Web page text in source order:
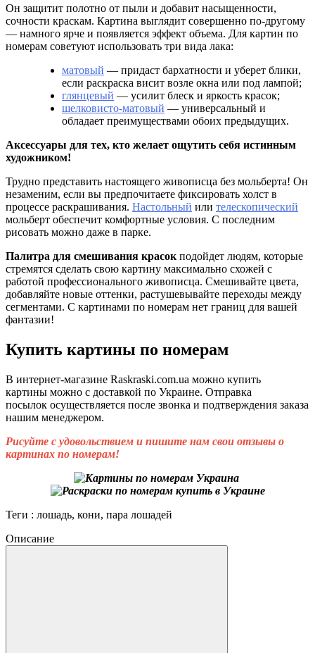
Он защитит полотно от пыли и добавит насыщенности,
сочности краскам. Картина выглядит совершенно по-другому
— намного ярче и появляется эффект объема. Для картин по
номерам советуют использовать три вида лака:
матовый — придаст бархатности и уберет блики,
если раскраска висит возле окна или под лампой;
глянцевый — усилит блеск и яркость красок;
шелковисто-матовый — универсальный и
обладает преимуществами обоих предыдущих.
Аксессуары для тех, кто желает ощутить себя истинным
художником!
Трудно представить настоящего живописца без мольберта! Он
незаменим, если вы предпочитаете фиксировать холст в
процессе раскрашивания. Настольный или телескопический
мольберт обеспечит комфортные условия. С последним
рисовать можно даже в парке.
Палитра для смешивания красок подойдет людям, которые
стремятся сделать свою картину максимально схожей с
работой профессионального живописца. Смешивайте цвета,
добавляйте новые оттенки, растушевывайте переходы между
сегментами. С картинами по номерам нет границ для вашей
фантазии!
Купить картины по номерам
В интернет-магазине Raskraski.com.ua можно купить
картины можно с доставкой по Украине. Отправка
посылок осуществляется после звонка и подтверждения заказа
нашим менеджером.
Рисуйте с удовольствием и пишите нам свои отзывы о
картинах по номерам!
Теги : лошадь, кони, пара лошадей
Описание